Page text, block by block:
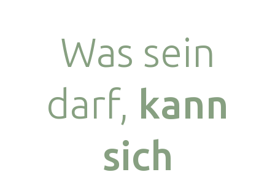
Was sein
darf, kann
sich